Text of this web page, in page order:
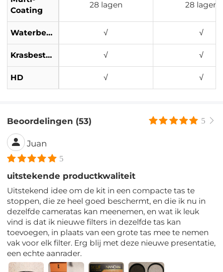
Coating
28 lagen 28 lagen
Waterbestendig √ √
Krasbestendig √ √
HD √ √
Beoordelingen (53) 5
Juan
5
uitstekende productkwaliteit
Uitstekend idee om de kit in een compacte tas te
stoppen, die ze heel goed beschermt, en die ik nu in
dezelfde cameratas kan meenemen, en wat ik leuk
vind is dat ik nieuwe filters in dezelfde tas kan
toevoegen, in plaats van een grote tas mee te nemen
vak voor elk filter. Erg blij met deze nieuwe presentatie,
een echte aanrader.